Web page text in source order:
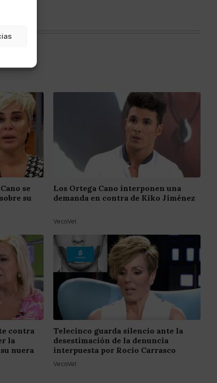
se
su
Los Ortega Cano interponen una
demanda en contra de Kiko Jiménez
VecoVet
contra
la
nuera
Telecinco guarda silencio ante la
desestimación de la denuncia
interpuesta por Rocío Carrasco
VecoVet